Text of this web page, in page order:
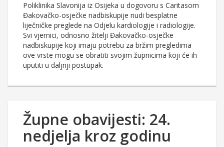
Poliklinika Slavonija iz Osijeka u dogovoru s Caritasom
Đakovačko-osječke nadbiskupije nudi besplatne
liječničke preglede na Odjelu kardiologije i radiologije.
Svi vjernici, odnosno žitelji Đakovačko-osječke
nadbiskupije koji imaju potrebu za bržim pregledima
ove vrste mogu se obratiti svojim župnicima koji će ih
uputiti u daljnji postupak.
Župne obavijesti: 24.
nedjelja kroz godinu